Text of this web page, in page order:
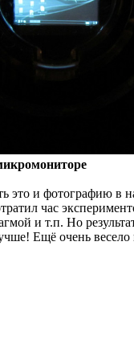
это и фотографию в
час
и т.п. Но
Ещё очень весело